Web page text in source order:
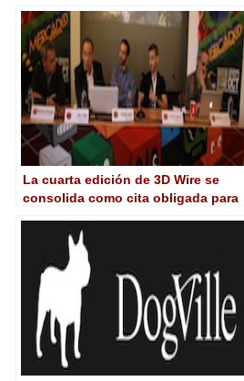
La cuarta edición de 3D Wire se
consolida como cita obligada para
animación y new media